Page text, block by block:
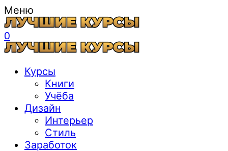
Меню
0
Курсы
Книги
Учёба
Дизайн
Интерьер
Стиль
Заработок